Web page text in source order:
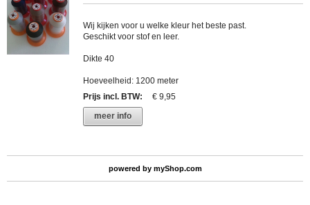
Wij kijken voor u welke kleur het beste past.
Geschikt voor stof en leer.
Dikte 40
Hoeveelheid: 1200 meter
Prijs incl. BTW:
€ 9,95
meer info
powered by myShop.com